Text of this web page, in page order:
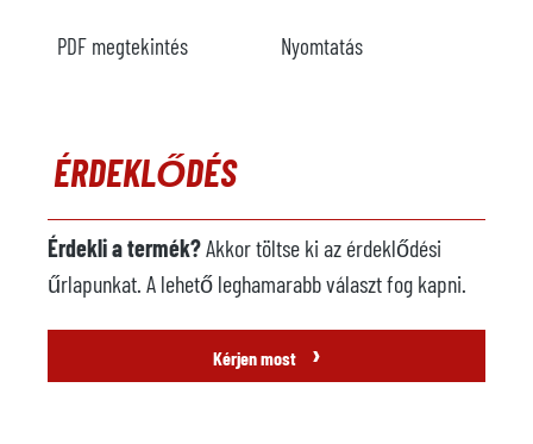
PDF megtekintés Nyomtatás
ÉRDEKLŐDÉS
Érdekli a termék?Akkor töltse ki az érdeklődési
űrlapunkat. A lehető leghamarabb választ fog kapni.
Kérjen most ›